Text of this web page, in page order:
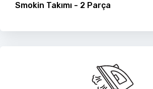
Smokin Takımı - 2 Parça